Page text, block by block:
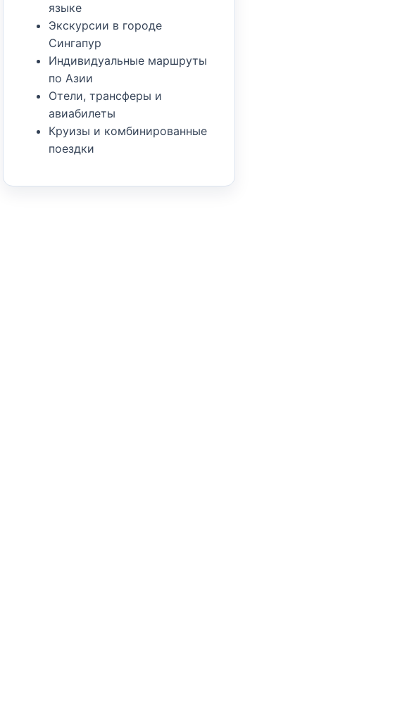
языке
Экскурсии в городе
Сингапур
Индивидуальные маршруты
по Азии
Отели, трансферы и
авиабилеты
Круизы и комбинированные
поездки